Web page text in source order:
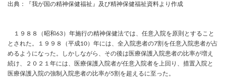
出典：『我が国の精神保健福祉』及び精神保健福祉資料より作成
１９８８（昭和63）年施行の精神保健法では、任意入院を原則とすること
とされた。１９９８（平成10）年には、全入院患者の7割を任意入院患者が占
めるようになった。しかしながら、その後は医療保護入院患者の比率が増え
続け、２０２１年には、医療保護入院者が任意入院者を上回り、措置入院と
医療保護入院の強制入院患者の比率が5割を超えるに至った。